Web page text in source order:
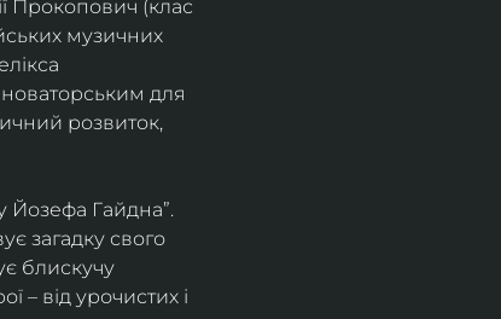
Прокопович (клас
музичних
для
розвиток,
Йозефа Гайдна”.
загадку свого
блискучу
– від урочистих і